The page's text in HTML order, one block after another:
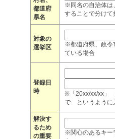
都道府
県名
※同名の自治体は
することで分けて
対象の
選挙区
※都道府県、政令
ている場合
登録日
時
※「20xx/xx/xx」
で というように
解決す
るため
の重要
※関心のあるキー